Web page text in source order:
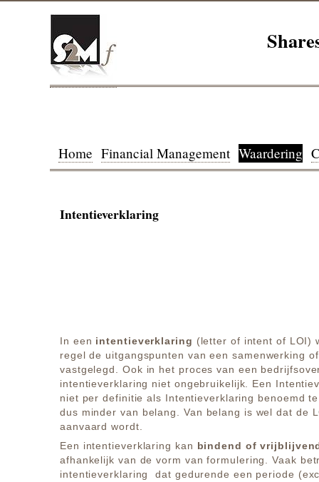
Home Financial Management Waardering
Intentieverklaring
In een intentieverklaring (letter of intent of LOI)
regel de uitgangspunten van een samenwerking
vastgelegd. Ook in het proces van een
intentieverklaring niet ongebruikelijk. Een
niet per definitie als Intentieverklaring benoemd
dus minder van belang. Van belang is wel dat de
aanvaard wordt.
Een intentieverklaring kan bindend of
afhankelijk van de vorm van formulering. Vaak
intentieverklaring dat gedurende een periode